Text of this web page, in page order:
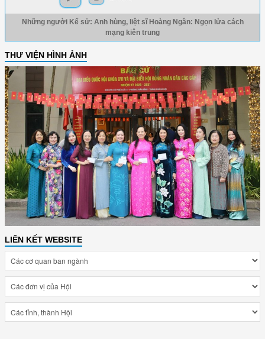
Những người Kể sử: Anh hùng, liệt sĩ Hoàng Ngân: Ngọn lửa cách
mạng kiên trung
THƯ VIỆN HÌNH ẢNH
LIÊN KẾT WEBSITE